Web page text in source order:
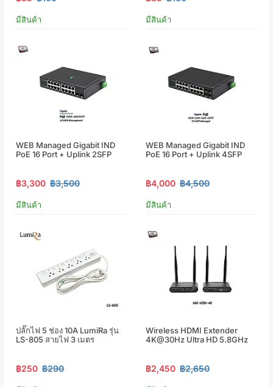
มีสินค้า มีสินค้า
WEB Managed Gigabit IND
PoE 16 Port + Uplink 2SFP
฿3,300 ฿3,500
มีสินค้า
WEB Managed Gigabit IND
PoE 16 Port + Uplink 4SFP
฿4,000 ฿4,500
มีสินค้า
ปลั๊กไฟ 5 ช่อง 10A LumiRa รุ่น
LS-805 สายไฟ 3 เมตร
฿250 ฿290
Wireless HDMI Extender
4K@30Hz Ultra HD 5.8GHz
฿2,450 ฿2,650